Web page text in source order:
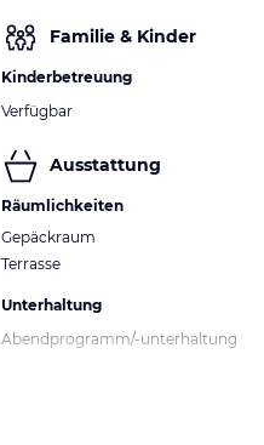
Familie & Kinder
Kinderbetreuung
Verfügbar
Ausstattung
Räumlichkeiten
Gepäckraum
Terrasse
Unterhaltung
Abendprogramm/-unterhaltung